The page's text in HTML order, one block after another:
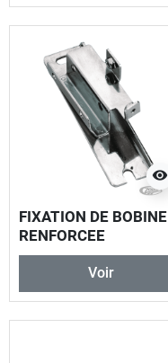
visibility
FIXATION DE BOBINE
RENFORCEE
Voir